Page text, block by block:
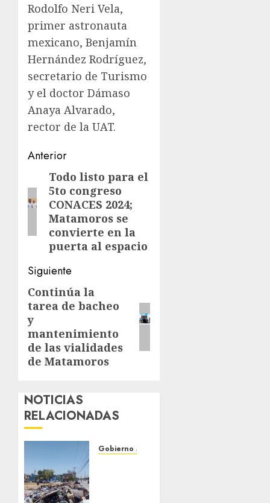
Rodolfo Neri Vela,
primer astronauta
mexicano, Benjamín
Hernández Rodríguez,
secretario de Turismo
y el doctor Dámaso
Anaya Alvarado,
rector de la UAT.
Post
navigation
Anterior
Entrada
anterior:
Todo listo para el
5to congreso
CONACES 2024;
Matamoros se
convierte en la
puerta al espacio
Siguiente
Siguiente
entrada:
Continúa la
tarea de bacheo
y
mantenimiento
de las vialidades
de Matamoros
NOTICIAS
RELACIONADAS
Gobierno Matamoros